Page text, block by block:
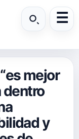
mejor
dentro
y